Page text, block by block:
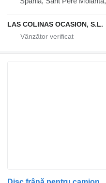
LAS COLINAS OCASION, S.L.